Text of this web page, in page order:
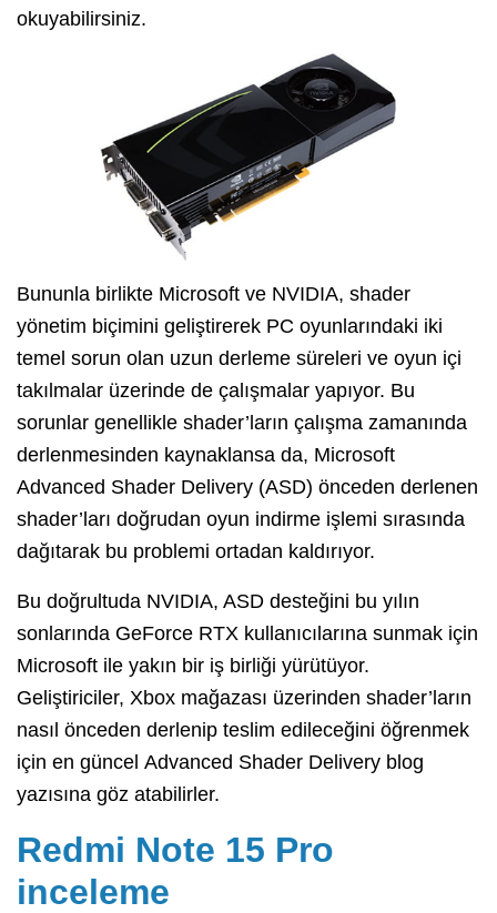
okuyabilirsiniz.
Bununla birlikte Microsoft ve NVIDIA, shader
yönetim biçimini geliştirerek PC oyunlarındaki iki
temel sorun olan uzun derleme süreleri ve oyun içi
takılmalar üzerinde de çalışmalar yapıyor. Bu
sorunlar genellikle shader’ların çalışma zamanında
derlenmesinden kaynaklansa da, Microsoft
Advanced Shader Delivery (ASD) önceden derlenen
shader’ları doğrudan oyun indirme işlemi sırasında
dağıtarak bu problemi ortadan kaldırıyor.
Bu doğrultuda NVIDIA, ASD desteğini bu yılın
sonlarında GeForce RTX kullanıcılarına sunmak için
Microsoft ile yakın bir iş birliği yürütüyor.
Geliştiriciler, Xbox mağazası üzerinden shader’ların
nasıl önceden derlenip teslim edileceğini öğrenmek
için en güncel Advanced Shader Delivery blog
yazısına göz atabilirler.
Redmi Note 15 Pro
inceleme